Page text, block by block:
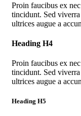
Proin faucibus ex
tincidunt. Sed viverra
ultrices augue a
Heading H4
Proin faucibus ex
tincidunt. Sed viverra
ultrices augue a
Heading H5